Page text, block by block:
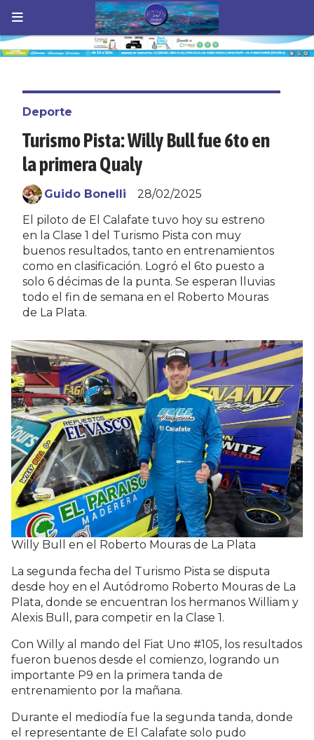
Turismo Pista: Willy Bull fue 6to en
la primera Qualy
El piloto de El Calafate tuvo hoy su estreno
en la Clase 1 del Turismo Pista con muy
buenos resultados, tanto en entrenamientos
como en clasificación. Logró el 6to puesto a
solo 6 décimas de la punta. Se esperan lluvias
todo el fin de semana en el Roberto Mouras
de La Plata.
Deporte
28/02/2025
Guido Bonelli
Willy Bull en el Roberto Mouras de La Plata
La segunda fecha del Turismo Pista se disputa
desde hoy en el Autódromo Roberto Mouras de La
Plata, donde se encuentran los hermanos William y
Alexis Bull, para competir en la Clase 1.
Con Willy al mando del Fiat Uno #105, los resultados
fueron buenos desde el comienzo, logrando un
importante P9 en la primera tanda de
entrenamiento por la mañana.
Durante el mediodía fue la segunda tanda, donde
el representante de El Calafate solo pudo